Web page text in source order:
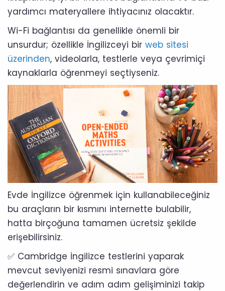
yardımcı materyallere ihtiyacınız olacaktır.
Wi-Fi bağlantısı da genellikle önemli bir
unsurdur; özellikle İngilizceyi bir web sitesi
üzerinden, videolarla, testlerle veya çevrimiçi
kaynaklarla öğrenmeyi seçtiyseniz.
Evde İngilizce öğrenmek için kullanabileceğiniz
bu araçların bir kısmını internette bulabilir,
hatta birçoğuna tamamen ücretsiz şekilde
erişebilirsiniz.
✅ Cambridge İngilizce testlerini yaparak
mevcut seviyenizi resmi sınavlara göre
değerlendirin ve adım adım gelişiminizi takip